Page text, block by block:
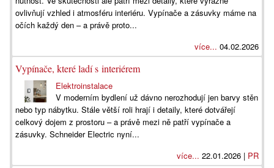
ovlivňují vzhled i atmosféru interiéru. Vypínače a zásuvky máme na
očích každý den – a právě proto...
více... 04.02.2026
Vypínače, které ladí s interiérem
Elektroinstalace
V moderním bydlení už dávno nerozhodují jen barvy stěn
nebo typ nábytku. Stále větší roli hrají i detaily, které dotvářejí
celkový dojem z prostoru – a právě mezi ně patří vypínače a
zásuvky. Schneider Electric nyní...
více... 22.01.2026 | PR